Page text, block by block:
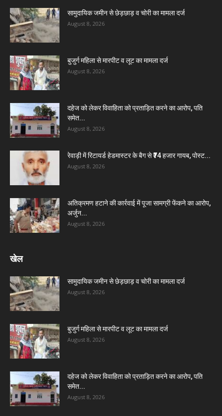
सामुदायिक जमीन से छेड़छाड़ व चोरी का मामला दर्ज
August 8, 2026
बुजुर्ग महिला से मारपीट व लूट का मामला दर्ज
August 8, 2026
दहेज को लेकर विवाहिता को प्रताड़ित करने का आरोप, पति
समेत...
August 8, 2026
रेवाड़ी में रिटायर्ड हेडमास्टर के बैग से ₹74 हजार गायब, पोस्ट...
August 8, 2026
अतिक्रमण हटाने की कार्रवाई में पूजा सामग्री फेंकने का आरोप,
अर्जुन...
August 8, 2026
खेल
सामुदायिक जमीन से छेड़छाड़ व चोरी का मामला दर्ज
August 8, 2026
बुजुर्ग महिला से मारपीट व लूट का मामला दर्ज
August 8, 2026
दहेज को लेकर विवाहिता को प्रताड़ित करने का आरोप, पति
समेत...
August 8, 2026